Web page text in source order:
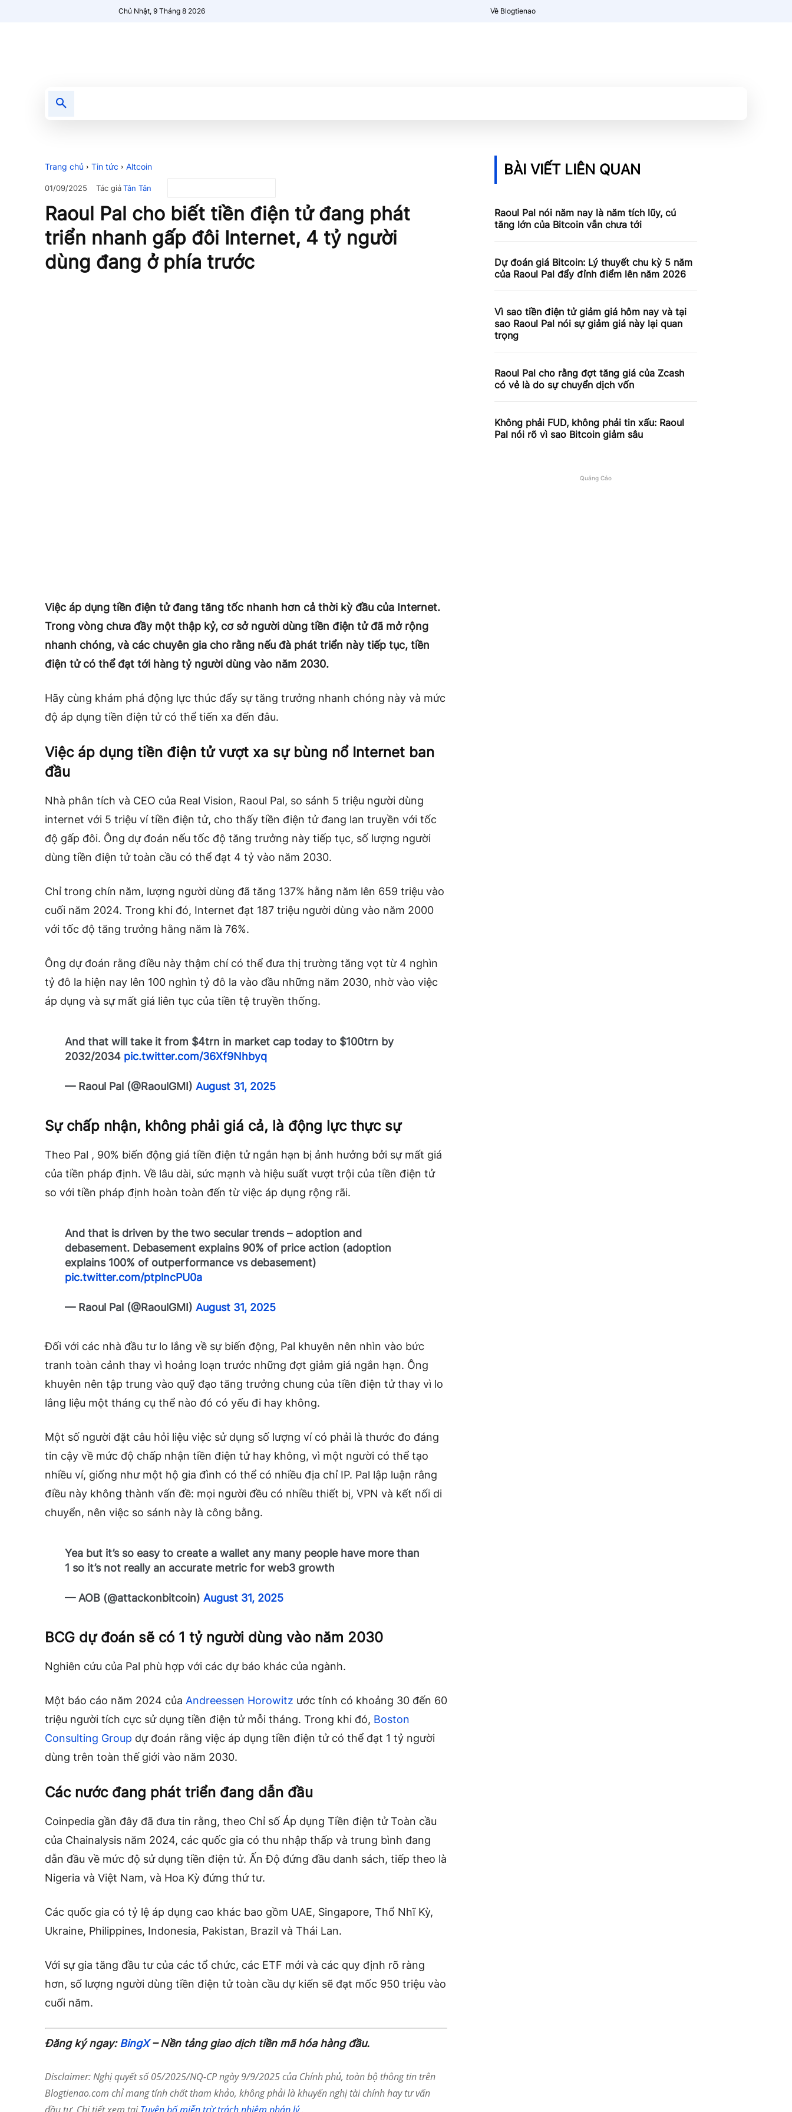
Chủ Nhật, 9 Tháng 8 2026 Về Blogtienao
Trang chủ Tin tức Altcoin
01/09/2025 Tác giảTân Tân
Raoul Pal cho biết tiền điện tử đang phát
triển nhanh gấp đôi Internet, 4 tỷ người
dùng đang ở phía trước
Việc áp dụng tiền điện tử đang tăng tốc nhanh hơn cả thời kỳ đầu của Internet.
Trong vòng chưa đầy một thập kỷ, cơ sở người dùng tiền điện tử đã mở rộng
nhanh chóng, và các chuyên gia cho rằng nếu đà phát triển này tiếp tục, tiền
điện tử có thể đạt tới hàng tỷ người dùng vào năm 2030.
Hãy cùng khám phá động lực thúc đẩy sự tăng trưởng nhanh chóng này và mức
độ áp dụng tiền điện tử có thể tiến xa đến đâu.
Việc áp dụng tiền điện tử vượt xa sự bùng nổ Internet ban
đầu
Nhà phân tích và CEO của Real Vision, Raoul Pal, so sánh 5 triệu người dùng
internet với 5 triệu ví tiền điện tử, cho thấy tiền điện tử đang lan truyền với tốc
độ gấp đôi. Ông dự đoán nếu tốc độ tăng trưởng này tiếp tục, số lượng người
dùng tiền điện tử toàn cầu có thể đạt 4 tỷ vào năm 2030.
Chỉ trong chín năm, lượng người dùng đã tăng 137% hằng năm lên 659 triệu vào
cuối năm 2024. Trong khi đó, Internet đạt 187 triệu người dùng vào năm 2000
với tốc độ tăng trưởng hằng năm là 76%.
Ông dự đoán rằng điều này thậm chí có thể đưa thị trường tăng vọt từ 4 nghìn
tỷ đô la hiện nay lên 100 nghìn tỷ đô la vào đầu những năm 2030, nhờ vào việc
áp dụng và sự mất giá liên tục của tiền tệ truyền thống.
And that will take it from $4trn in market cap today to $100trn by
2032/2034 pic.twitter.com/36Xf9Nhbyq
— Raoul Pal (@RaoulGMI)August 31, 2025
Sự chấp nhận, không phải giá cả, là động lực thực sự
Theo Pal , 90% biến động giá tiền điện tử ngắn hạn bị ảnh hưởng bởi sự mất giá
của tiền pháp định. Về lâu dài, sức mạnh và hiệu suất vượt trội của tiền điện tử
so với tiền pháp định hoàn toàn đến từ việc áp dụng rộng rãi.
And that is driven by the two secular trends – adoption and
debasement. Debasement explains 90% of price action (adoption
explains 100% of outperformance vs debasement)
pic.twitter.com/ptplncPU0a
— Raoul Pal (@RaoulGMI)August 31, 2025
Đối với các nhà đầu tư lo lắng về sự biến động, Pal khuyên nên nhìn vào bức
tranh toàn cảnh thay vì hoảng loạn trước những đợt giảm giá ngắn hạn. Ông
khuyên nên tập trung vào quỹ đạo tăng trưởng chung của tiền điện tử thay vì lo
lắng liệu một tháng cụ thể nào đó có yếu đi hay không.
Một số người đặt câu hỏi liệu việc sử dụng số lượng ví có phải là thước đo đáng
tin cậy về mức độ chấp nhận tiền điện tử hay không, vì một người có thể tạo
nhiều ví, giống như một hộ gia đình có thể có nhiều địa chỉ IP. Pal lập luận rằng
điều này không thành vấn đề: mọi người đều có nhiều thiết bị, VPN và kết nối di
chuyển, nên việc so sánh này là công bằng.
Yea but it’s so easy to create a wallet any many people have more than
1 so it’s not really an accurate metric for web3 growth
— AOB (@attackonbitcoin)August 31, 2025
BCG dự đoán sẽ có 1 tỷ người dùng vào năm 2030
Nghiên cứu của Pal phù hợp với các dự báo khác của ngành.
Một báo cáo năm 2024 của Andreessen Horowitz ước tính có khoảng 30 đến 60
triệu người tích cực sử dụng tiền điện tử mỗi tháng. Trong khi đó, Boston
Consulting Group dự đoán rằng việc áp dụng tiền điện tử có thể đạt 1 tỷ người
dùng trên toàn thế giới vào năm 2030.
Các nước đang phát triển đang dẫn đầu
Coinpedia gần đây đã đưa tin rằng, theo Chỉ số Áp dụng Tiền điện tử Toàn cầu
của Chainalysis năm 2024, các quốc gia có thu nhập thấp và trung bình đang
dẫn đầu về mức độ sử dụng tiền điện tử. Ấn Độ đứng đầu danh sách, tiếp theo là
Nigeria và Việt Nam, và Hoa Kỳ đứng thứ tư.
Các quốc gia có tỷ lệ áp dụng cao khác bao gồm UAE, Singapore, Thổ Nhĩ Kỳ,
Ukraine, Philippines, Indonesia, Pakistan, Brazil và Thái Lan.
Với sự gia tăng đầu tư của các tổ chức, các ETF mới và các quy định rõ ràng
hơn, số lượng người dùng tiền điện tử toàn cầu dự kiến ​​sẽ đạt mốc 950 triệu vào
cuối năm.
Đăng ký ngay:BingX– Nền tảng giao dịch tiền mã hóa hàng đầu.
Disclaimer: Nghị quyết số 05/2025/NQ-CP ngày 9/9/2025 của Chính phủ, toàn bộ thông tin trên
Blogtienao.com chỉ mang tính chất tham khảo, không phải là khuyến nghị tài chính hay tư vấn
BÀI VIẾT LIÊN QUAN
Raoul Pal nói năm nay là năm tích lũy, cú
tăng lớn của Bitcoin vẫn chưa tới
Dự đoán giá Bitcoin: Lý thuyết chu kỳ 5 năm
của Raoul Pal đẩy đỉnh điểm lên năm 2026
Vì sao tiền điện tử giảm giá hôm nay và tại
sao Raoul Pal nói sự giảm giá này lại quan
trọng
Raoul Pal cho rằng đợt tăng giá của Zcash
có vẻ là do sự chuyển dịch vốn
Không phải FUD, không phải tin xấu: Raoul
Pal nói rõ vì sao Bitcoin giảm sâu
Quảng Cáo